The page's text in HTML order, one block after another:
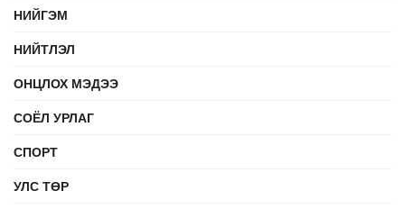
НИЙГЭМ
НИЙТЛЭЛ
ОНЦЛОХ МЭДЭЭ
СОЁЛ УРЛАГ
СПОРТ
УЛС ТӨР